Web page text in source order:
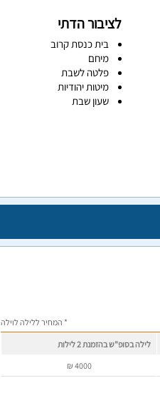
לציבור הדתי
בית כנסת קרוב
מיחם
פלטה לשבת
מיטות יהודיות
שעון שבת
* המחיר ללילה לוילה
לילה בסופ"ש בהזמנת 2 לילות
4000
₪